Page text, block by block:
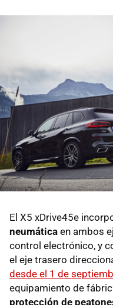
El X5 xDrive45e
neumática en ambos
control electrónico, y
el eje trasero
desde el 1 de
equipamiento de
protección de